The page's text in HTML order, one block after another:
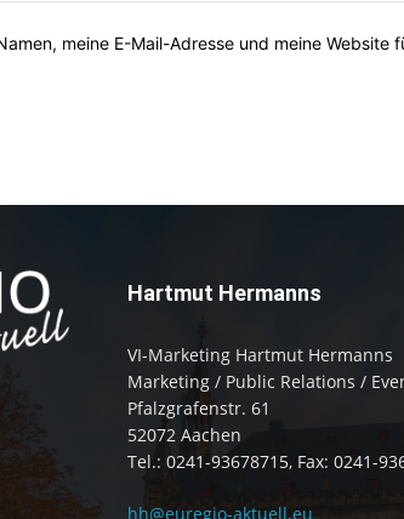
meine E-Mail-Adresse und meine Website
Hartmut Hermanns
VI-Marketing Hartmut Hermanns
Marketing / Public Relations /
Pfalzgrafenstr. 61
52072 Aachen
Tel.: 0241-93678715, Fax: 0241-
hh@euregio-aktuell.eu